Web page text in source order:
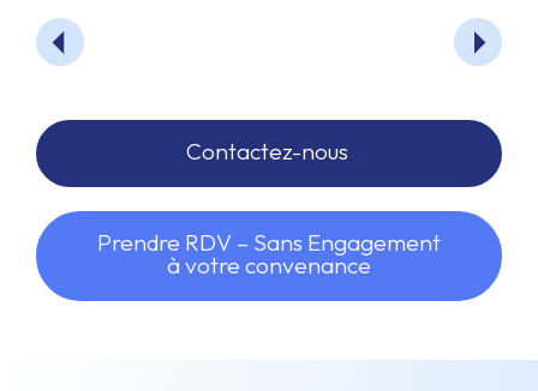
Contactez-nous
Prendre RDV – Sans Engagement
à votre convenance